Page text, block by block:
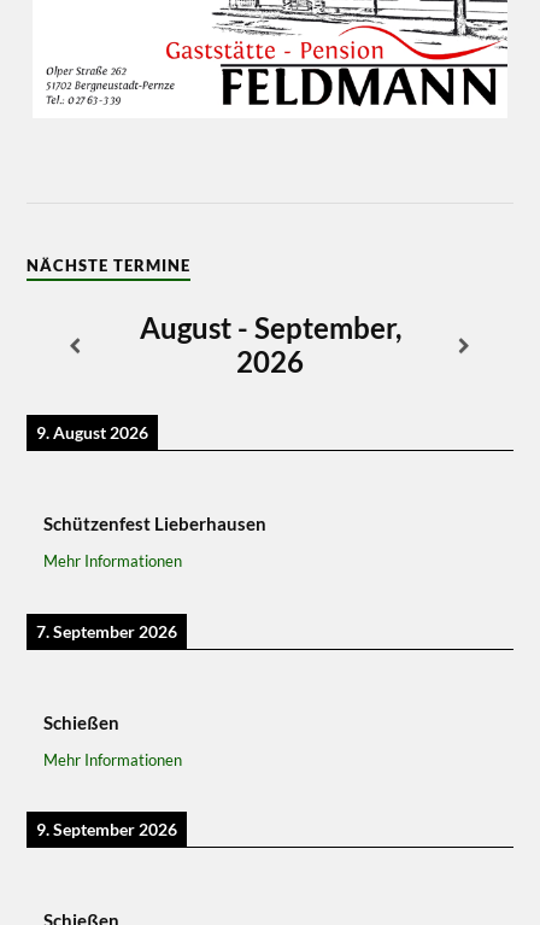
NÄCHSTE TERMINE
August - September,
2026
9. August 2026
Schützenfest Lieberhausen
Mehr Informationen
7. September 2026
Schießen
Mehr Informationen
9. September 2026
Schießen